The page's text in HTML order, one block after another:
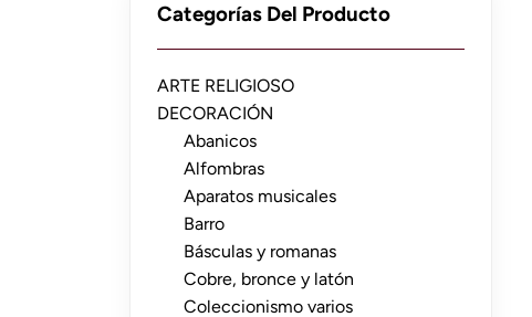
Categorías Del Producto
ARTE RELIGIOSO
DECORACIÓN
Abanicos
Alfombras
Aparatos musicales
Barro
Básculas y romanas
Cobre, bronce y latón
Coleccionismo varios